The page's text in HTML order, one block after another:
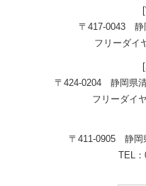
〒417-0043 静
フリーダイ
〒424-0204 静岡県清
フリーダイ
〒411-0905 静岡
TEL：